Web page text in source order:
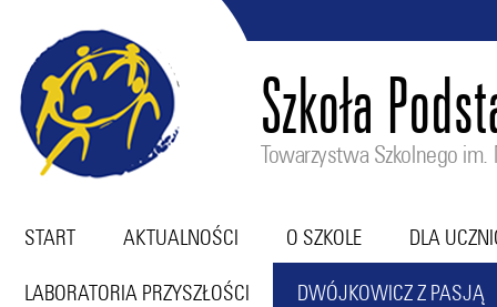
Szkoła
Towarzystwa Szkolnego im.
START AKTUALNOŚCI O SZKOLE DLA
LABORATORIA PRZYSZŁOŚCI DWÓJKOWICZ Z PASJĄ